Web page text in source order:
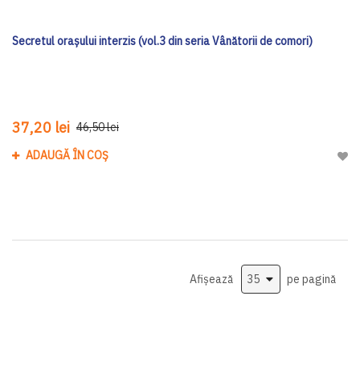
Secretul oraşului interzis (vol.3 din seria Vânătorii de comori)
37,20 lei 46,50 lei
ADAUGĂ ÎN COȘ
Afișează pe pagină